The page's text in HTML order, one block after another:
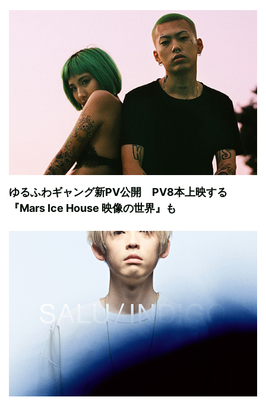
ゆるふわギャング新PV公開 PV8本上映する
『Mars Ice House 映像の世界』も